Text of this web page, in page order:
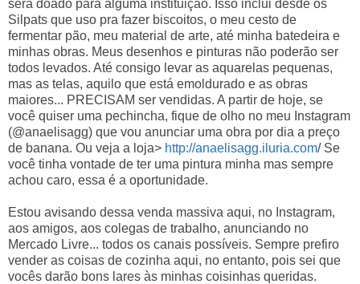
será doado para alguma instituição. Isso inclui desde os
Silpats que uso pra fazer biscoitos, o meu cesto de
fermentar pão, meu material de arte, até minha batedeira e
minhas obras. Meus desenhos e pinturas não poderão ser
todos levados. Até consigo levar as aquarelas pequenas,
mas as telas, aquilo que está emoldurado e as obras
maiores... PRECISAM ser vendidas. A partir de hoje, se
você quiser uma pechincha, fique de olho no meu Instagram
(@anaelisagg) que vou anunciar uma obra por dia a preço
de banana. Ou veja a loja> http://anaelisagg.iluria.com/ Se
você tinha vontade de ter uma pintura minha mas sempre
achou caro, essa é a oportunidade.
Estou avisando dessa venda massiva aqui, no Instagram,
aos amigos, aos colegas de trabalho, anunciando no
Mercado Livre... todos os canais possíveis. Sempre prefiro
vender as coisas de cozinha aqui, no entanto, pois sei que
vocês darão bons lares às minhas coisinhas queridas.